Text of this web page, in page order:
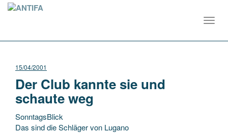
15/04/2001
Der Club kannte sie und
schaute weg
SonntagsBlick
Das sind die Schläger von Lugano